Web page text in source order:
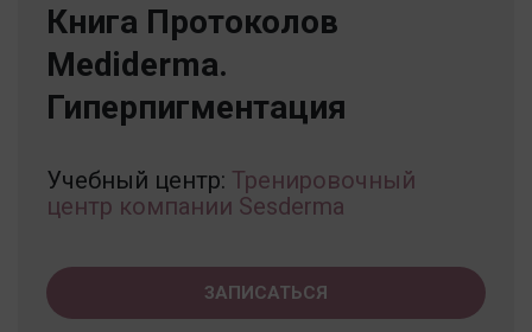
Книга Протоколов
Mediderma.
Гиперпигментация
Учебный центр: Тренировочный
центр компании Sesderma
ЗАПИСАТЬСЯ